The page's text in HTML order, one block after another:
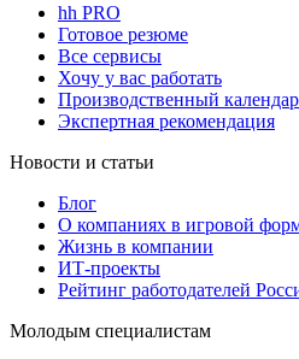
hh PRO
Готовое резюме
Все сервисы
Хочу у вас работать
Производственный
Экспертная рекомендация
Новости и статьи
Блог
О компаниях в игровой
Жизнь в компании
ИТ-проекты
Рейтинг работодателей
Молодым специалистам